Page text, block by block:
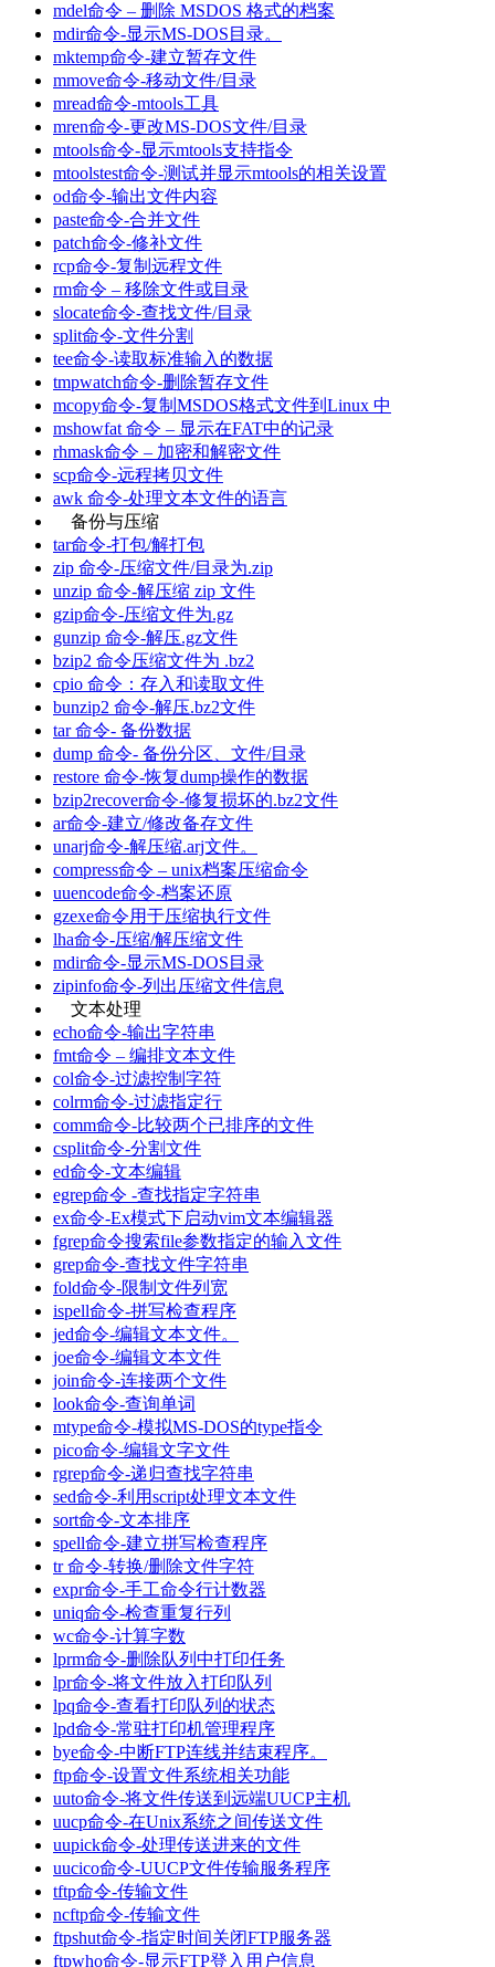
mdel命令 – 删除 MSDOS 格式的档案
mdir命令-显示MS-DOS目录。
mktemp命令-建立暂存文件
mmove命令-移动文件/目录
mread命令-mtools工具
mren命令-更改MS-DOS文件/目录
mtools命令-显示mtools支持指令
mtoolstest命令-测试并显示mtools的相关设置
od命令-输出文件内容
paste命令-合并文件
patch命令-修补文件
rcp命令-复制远程文件
rm命令 – 移除文件或目录
slocate命令-查找文件/目录
split命令-文件分割
tee命令-读取标准输入的数据
tmpwatch命令-删除暂存文件
mcopy命令-复制MSDOS格式文件到Linux 中
mshowfat 命令 – 显示在FAT中的记录
rhmask命令 – 加密和解密文件
scp命令-远程拷贝文件
awk 命令-处理文本文件的语言
备份与压缩
tar命令-打包/解打包
zip 命令-压缩文件/目录为.zip
unzip 命令-解压缩 zip 文件
gzip命令-压缩文件为.gz
gunzip 命令-解压.gz文件
bzip2 命令压缩文件为 .bz2
cpio 命令：存入和读取文件
bunzip2 命令-解压.bz2文件
tar 命令- 备份数据
dump 命令- 备份分区、文件/目录
restore 命令-恢复dump操作的数据
bzip2recover命令-修复损坏的.bz2文件
ar命令-建立/修改备存文件
unarj命令-解压缩.arj文件。
compress命令 – unix档案压缩命令
uuencode命令-档案还原
gzexe命令用于压缩执行文件
lha命令-压缩/解压缩文件
mdir命令-显示MS-DOS目录
zipinfo命令-列出压缩文件信息
文本处理
echo命令-输出字符串
fmt命令 – 编排文本文件
col命令-过滤控制字符
colrm命令-过滤指定行
comm命令-比较两个已排序的文件
csplit命令-分割文件
ed命令-文本编辑
egrep命令 -查找指定字符串
ex命令-Ex模式下启动vim文本编辑器
fgrep命令搜索file参数指定的输入文件
grep命令-查找文件字符串
fold命令-限制文件列宽
ispell命令-拼写检查程序
jed命令-编辑文本文件。
joe命令-编辑文本文件
join命令-连接两个文件
look命令-查询单词
mtype命令-模拟MS-DOS的type指令
pico命令-编辑文字文件
rgrep命令-递归查找字符串
sed命令-利用script处理文本文件
sort命令-文本排序
spell命令-建立拼写检查程序
tr 命令-转换/删除文件字符
expr命令-手工命令行计数器
uniq命令-检查重复行列
wc命令-计算字数
lprm命令-删除队列中打印任务
lpr命令-将文件放入打印队列
lpq命令-查看打印队列的状态
lpd命令-常驻打印机管理程序
bye命令-中断FTP连线并结束程序。
ftp命令-设置文件系统相关功能
uuto命令-将文件传送到远端UUCP主机
uucp命令-在Unix系统之间传送文件
uupick命令-处理传送进来的文件
uucico命令-UUCP文件传输服务程序
tftp命令-传输文件
ncftp命令-传输文件
ftpshut命令-指定时间关闭FTP服务器
ftpwho命令-显示FTP登入用户信息